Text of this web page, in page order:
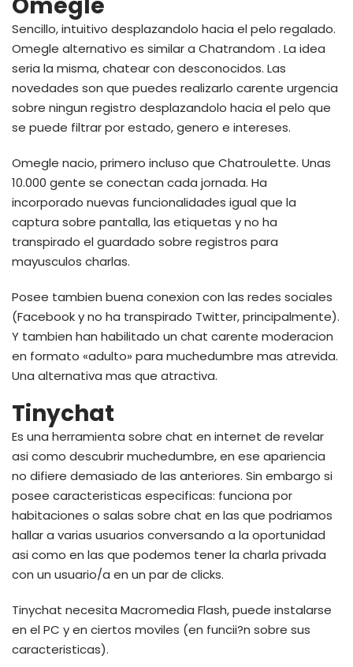
Sencillo, intuitivo desplazandolo hacia el pelo regalado.
Omegle alternativo es similar a Chatrandom . La idea
seri­a la misma, chatear con desconocidos. Las
novedades son que puedes realizarlo carente urgencia
sobre ningun registro desplazandolo hacia el pelo que
se puede filtrar por estado, genero e intereses.
Omegle nacio, primero incluso que Chatroulette. Unas
10.000 gente se conectan cada jornada. Ha
incorporado nuevas funcionalidades igual que la
captura sobre pantalla, las etiquetas y no ha
transpirado el guardado sobre registros para
mayusculos charlas.
Posee tambien buena conexion con las redes sociales
(Facebook y no ha transpirado Twitter, principalmente).
Y tambien han habilitado un chat carente moderacion
en formato «adulto» para muchedumbre mas atrevida.
Una alternativa mas que atractiva.
Tinychat
Es una herramienta sobre chat en internet de revelar
asi­ como descubrir muchedumbre, en ese apariencia
no difiere demasiado de las anteriores. Sin embargo si
posee caracteristicas especificas: funciona por
habitaciones o salas sobre chat en las que podri­amos
hallar a varias usuarios conversando a la oportunidad
asi­ como en las que podemos tener la charla privada
con un usuario/a en un par de clicks.
Tinychat necesita Macromedia Flash, puede instalarse
en el PC y en ciertos moviles (en funcii?n sobre sus
caracteristicas).